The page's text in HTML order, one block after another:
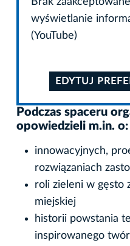
wyświetlanie
(YouTube)
EDYTUJ
Podczas spaceru
opowiedzieli m.in. o:
innowacyjnych,
rozwiązaniach
roli zieleni w gęsto
miejskiej
historii powstania
inspirowanego